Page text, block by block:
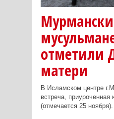
отметили
матери
В Исламском центре
встреча,
(отмечается 25 ноября).